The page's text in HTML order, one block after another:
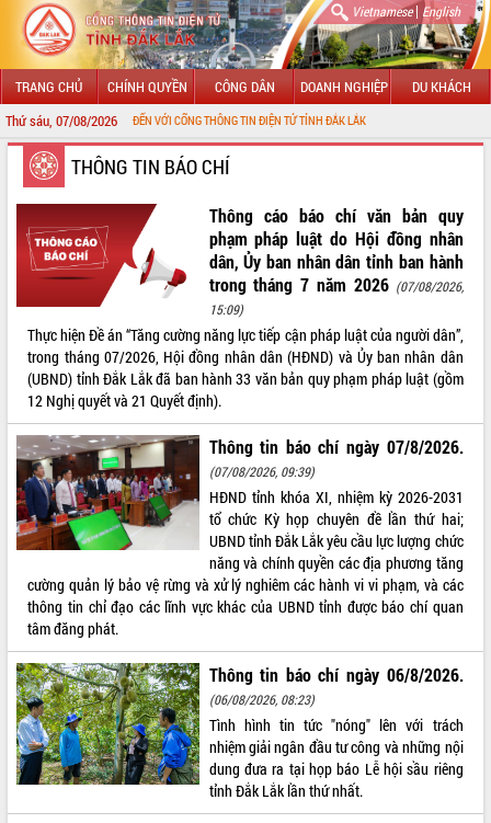
Vietnamese| English
TRANG CHỦ CHÍNH QUYỀN CÔNG DÂN DOANH NGHIỆP DU KHÁCH
Thứ sáu, 07/08/2026
CHÀO MỪNG ĐẾN VỚI CỔNG THÔNG TIN ĐIỆN TỬ TỈNH ĐẮK LẮK
GIỚI THIỆU
LÃNH ĐẠO UBND TỈNH
TIN TỨC SỰ KIỆN
SỞ, BAN, NGÀNH
UBND CÁC XÃ, PHƯỜNG
THÔNG TIN CHỈ ĐẠO ĐIỀU HÀNH
VĂN BẢN HĐND TỈNH
ĐIỂM TIN VĂN BẢN
THÔNG TIN BÁO CHÍ
Thông cáo báo chí văn bản quy
phạm pháp luật do Hội đồng nhân
dân, Ủy ban nhân dân tỉnh ban hành
trong tháng 7 năm 2026 (07/08/2026,
15:09)
Thực hiện Đề án “Tăng cường năng lực tiếp cận pháp luật của người dân”,
trong tháng 07/2026, Hội đồng nhân dân (HĐND) và Ủy ban nhân dân
(UBND) tỉnh Đắk Lắk đã ban hành 33 văn bản quy phạm pháp luật (gồm
12 Nghị quyết và 21 Quyết định).
Thông tin báo chí ngày 07/8/2026.
(07/08/2026, 09:39)
HĐND tỉnh khóa XI, nhiệm kỳ 2026-2031
tổ chức Kỳ họp chuyên đề lần thứ hai;
UBND tỉnh Đắk Lắk yêu cầu lực lượng chức
năng và chính quyền các địa phương tăng
cường quản lý bảo vệ rừng và xử lý nghiêm các hành vi vi phạm, và các
thông tin chỉ đạo các lĩnh vực khác của UBND tỉnh được báo chí quan
tâm đăng phát.
Thông tin báo chí ngày 06/8/2026.
(06/08/2026, 08:23)
Tình hình tin tức "nóng" lên với trách
nhiệm giải ngân đầu tư công và những nội
dung đưa ra tại họp báo Lễ hội sầu riêng
tỉnh Đắk Lắk lần thứ nhất.